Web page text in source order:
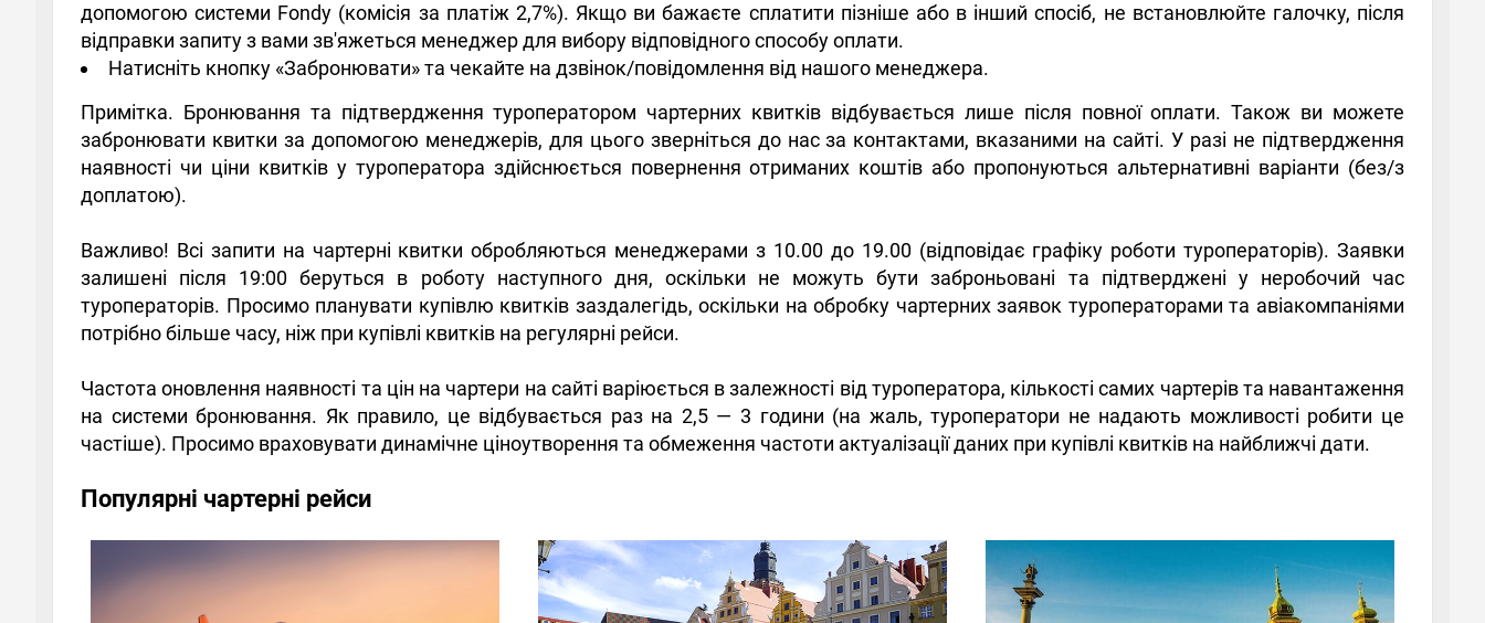
допомогою системи Fondy (комісія за платіж 2,7%). Якщо ви бажаєте сплатити пізніше або в інший спосіб, не встановлюйте галочку, після
відправки запиту з вами зв'яжеться менеджер для вибору відповідного способу оплати.
Натисніть кнопку «Забронювати» та чекайте на дзвінок/повідомлення від нашого менеджера.
Примітка. Бронювання та підтвердження туроператором чартерних квитків відбувається лише після повної оплати. Також ви можете
забронювати квитки за допомогою менеджерів, для цього зверніться до нас за контактами, вказаними на сайті. У разі не підтвердження
наявності чи ціни квитків у туроператора здійснюється повернення отриманих коштів або пропонуються альтернативні варіанти (без/з
доплатою).
Важливо! Всі запити на чартерні квитки обробляються менеджерами з 10.00 до 19.00 (відповідає графіку роботи туроператорів). Заявки
залишені після 19:00 беруться в роботу наступного дня, оскільки не можуть бути заброньовані та підтверджені у неробочий час
туроператорів. Просимо планувати купівлю квитків заздалегідь, оскільки на обробку чартерних заявок туроператорами та авіакомпаніями
потрібно більше часу, ніж при купівлі квитків на регулярні рейси.
Частота оновлення наявності та цін на чартери на сайті варіюється в залежності від туроператора, кількості самих чартерів та навантаження
на системи бронювання. Як правило, це відбувається раз на 2,5 — 3 години (на жаль, туроператори не надають можливості робити це
частіше). Просимо враховувати динамічне ціноутворення та обмеження частоти актуалізації даних при купівлі квитків на найближчі дати.
Популярні чартерні рейси